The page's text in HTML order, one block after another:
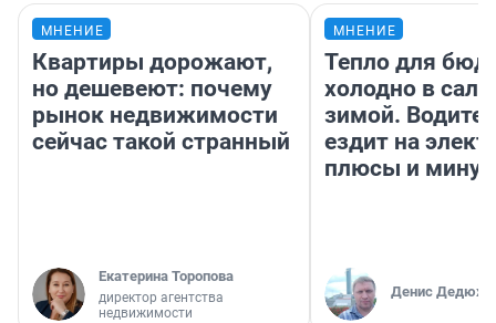
МНЕНИЕ
Квартиры дорожают,
но дешевеют: почему
рынок недвижимости
сейчас такой странный
Екатерина Торопова
директор агентства
недвижимости
МНЕНИЕ
Тепло для
холодно в
зимой.
ездит на
плюсы и
Денис